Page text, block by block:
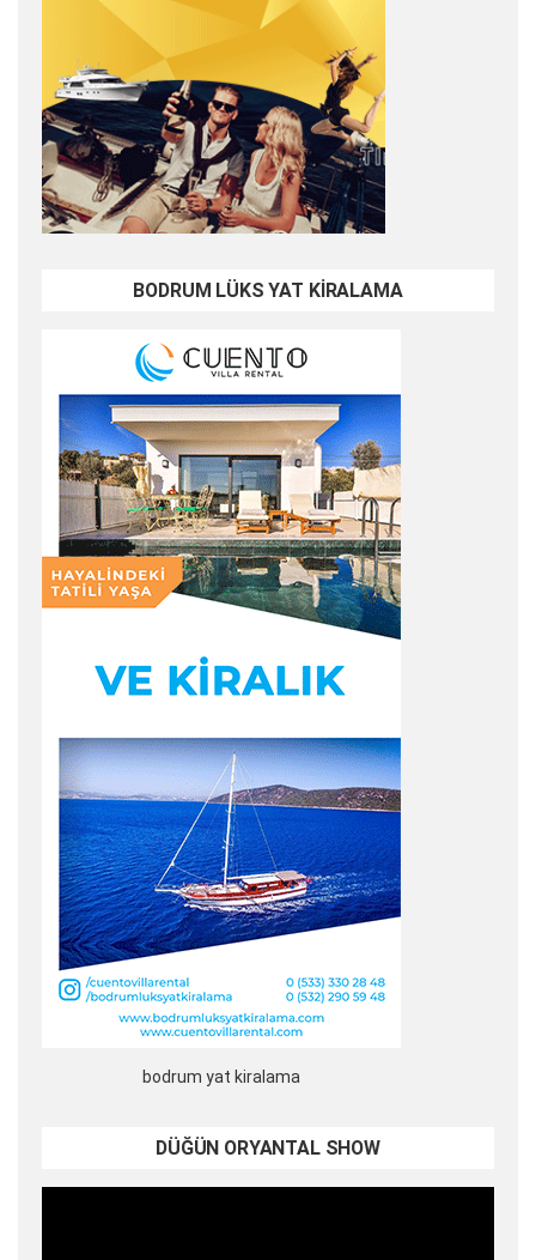
BODRUM LÜKS YAT KİRALAMA
bodrum yat kiralama
DÜĞÜN ORYANTAL SHOW